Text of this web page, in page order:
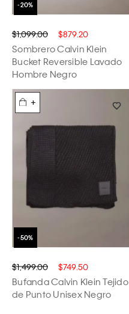
$1,099.00 $879.20
Sombrero Calvin Klein
Bucket Reversible Lavado
Hombre Negro
+
$1,499.00 $749.50
Bufanda Calvin Klein Tejido
de Punto Unisex Negro